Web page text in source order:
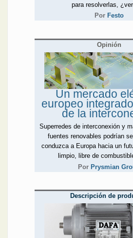
para resolverlas,
Por Festo
Opinión
Un mercado
europeo
de la
Superredes de interconexión y
fuentes renovables podrían
conduzca a Europa hacia un
limpio, libre de
Por Prysmian
Descripción de